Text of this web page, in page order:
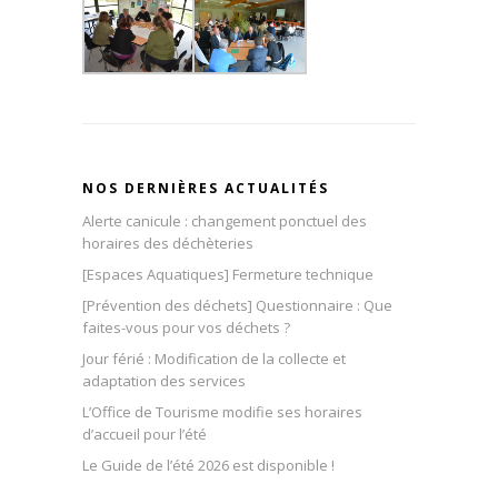
NOS DERNIÈRES ACTUALITÉS
Alerte canicule : changement ponctuel des
horaires des déchèteries
[Espaces Aquatiques] Fermeture technique
[Prévention des déchets] Questionnaire : Que
faites-vous pour vos déchets ?
Jour férié : Modification de la collecte et
adaptation des services
L’Office de Tourisme modifie ses horaires
d’accueil pour l’été
Le Guide de l’été 2026 est disponible !